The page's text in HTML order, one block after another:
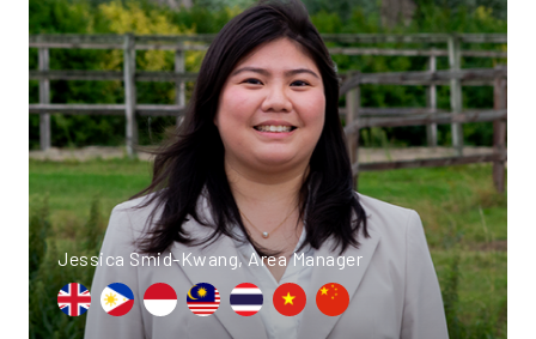
Jessica Smid-Kwang, Area Manager